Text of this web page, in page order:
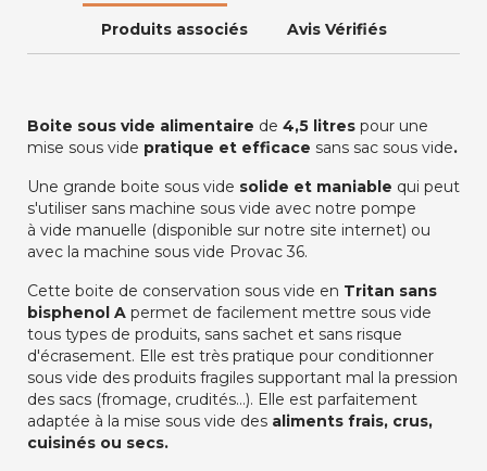
Produits associés Avis Vérifiés
Boite sous vide alimentaire de 4,5 litres pour une
mise sous vide pratique et efficace sans sac sous vide.
Une grande boite sous vide solide et maniable qui peut
s'utiliser sans machine sous vide avec notre pompe
à vide manuelle (disponible sur notre site internet) ou
avec la machine sous vide Provac 36.
Cette boite de conservation sous vide en Tritan sans
bisphenol A permet de facilement mettre sous vide
tous types de produits, sans sachet et sans risque
d'écrasement. Elle est très pratique pour conditionner
sous vide des produits fragiles supportant mal la pression
des sacs (fromage, crudités…). Elle est parfaitement
adaptée à la mise sous vide des aliments frais, crus,
cuisinés ou secs.